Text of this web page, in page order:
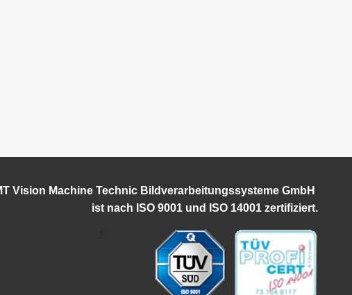
Vision Machine Technic Bildverarbeitungssysteme GmbH
ist nach ISO 9001 und ISO 14001 zertifiziert.